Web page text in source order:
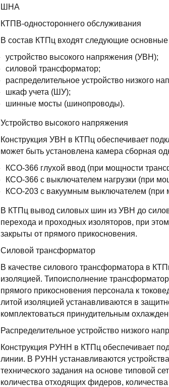
ШНА
КТПВ-одностороннего обслуживания
В состав КТПц входят следующие
устройство высокого напряжения (УВН);
силовой трансформатор;
распределительное устройство низкого
шкаф учета (ШУ);
шинные мосты (шинопроводы).
Устройство высокого напряжения
Конструкция УВН в КТПц обеспечивает
может быть установлена камера сборная
КСО-366 глухой ввод (при мощности
КСО-366 с выключателем нагрузки (при
КСО-203 с вакуумным выключателем (при
В КТПц вывод силовых шин из УВН до
перехода и проходных изоляторов, при
закрыты от прямого прикосновения.
Силовой трансформатор
В качестве силового трансформатора в
изоляцией. Типоисполнение
прямого прикосновения персонала к
литой изоляцией устанавливаются в
комплектоваться принудительным
Распределительное устройство низкого
Конструкция РУНН в КТПц обеспечивает
линии. В РУНН устанавливаются
технического задания на основе типовой
количества отходящих фидеров,